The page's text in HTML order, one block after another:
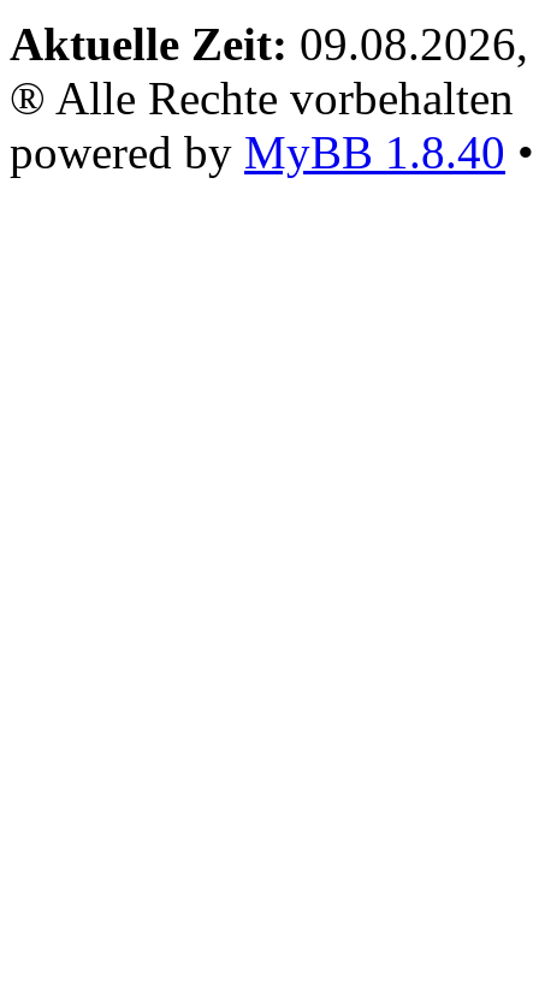
Aktuelle Zeit:
® Alle Rechte vorbehalten
powered by MyBB 1.8.40